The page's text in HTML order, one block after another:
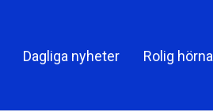
Dagliga nyheter Rolig hörna